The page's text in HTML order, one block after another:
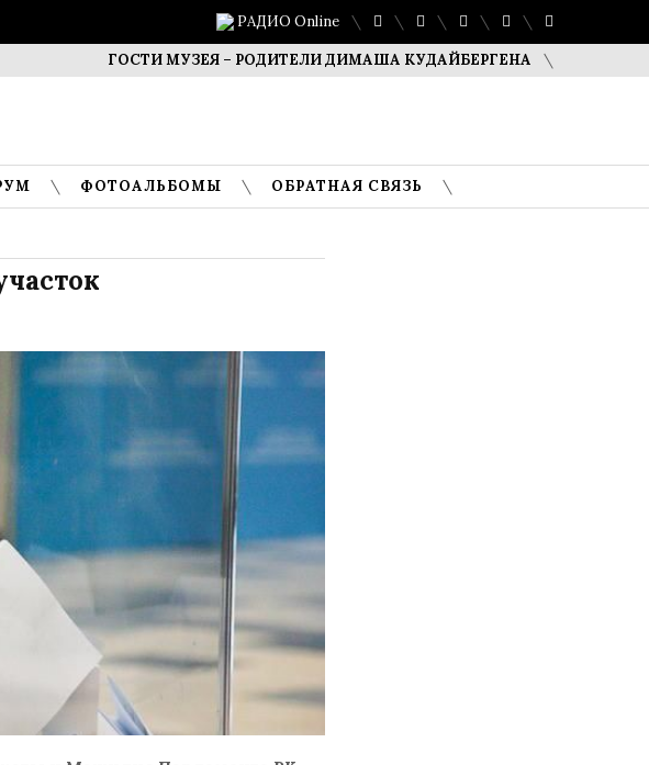
РАДИО Online
ГОСТИ МУЗЕЯ – РОДИТЕЛИ ДИМАША КУДАЙБЕРГЕНА САФУАН
ФОТОАЛЬБОМЫ ОБРАТНАЯ СВЯЗЬ